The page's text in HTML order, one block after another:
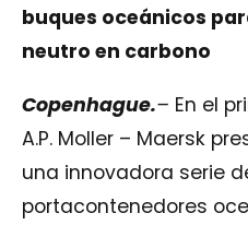
buques oceánicos
neutro en carbono
Copenhague.– En el
A.P. Moller – Maersk
una innovadora serie
portacontenedores